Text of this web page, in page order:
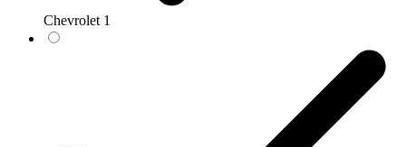
Chevrolet 1